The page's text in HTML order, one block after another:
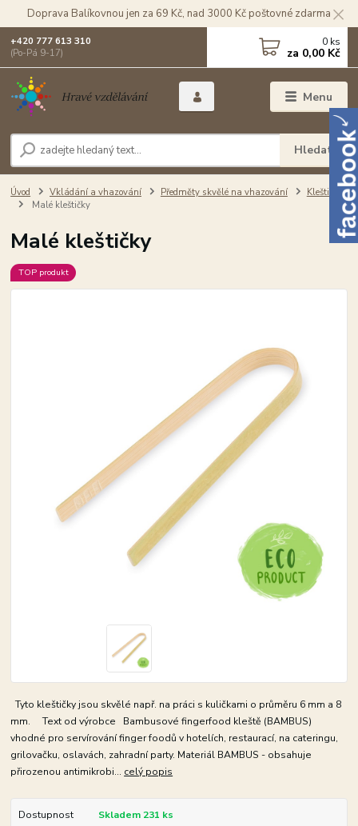
Doprava Balíkovnou jen za 69 Kč, nad 3000 Kč poštovné zdarma
Menu
Hledat
+420 777 613 310
(Po-Pá 9-17)
0 ks
za 0,00 Kč
Úvod Vkládání a vhazování Předměty skvělé na vhazování
Kleštičky
Malé kleštičky
Malé kleštičky
TOP produkt
Tyto kleštičky jsou skvělé např. na práci s kuličkami o průměru 6 mm a 8
mm. Text od výrobce Bambusové fingerfood kleště (BAMBUS)
vhodné pro servírování finger foodů v hotelích, restaurací, na cateringu,
grilovačku, oslavách, zahradní party. Materiál BAMBUS - obsahuje
přirozenou antimikrobi... celý popis
Dostupnost Skladem 231 ks